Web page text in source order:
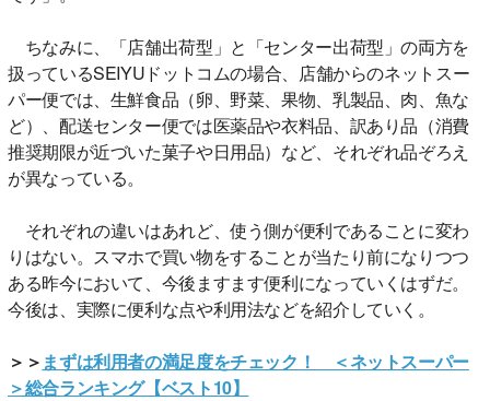
ちなみに、「店舗出荷型」と「センター出荷型」の両方を
扱っているSEIYUドットコムの場合、店舗からのネットスー
パー便では、生鮮食品（卵、野菜、果物、乳製品、肉、魚な
ど）、配送センター便では医薬品や衣料品、訳あり品（消費
推奨期限が近づいた菓子や日用品）など、それぞれ品ぞろえ
が異なっている。
それぞれの違いはあれど、使う側が便利であることに変わ
りはない。スマホで買い物をすることが当たり前になりつつ
ある昨今において、今後ますます便利になっていくはずだ。
今後は、実際に便利な点や利用法などを紹介していく。
＞＞ まずは利用者の満足度をチェック！ ＜ネットスーパー
＞総合ランキング【ベスト10】